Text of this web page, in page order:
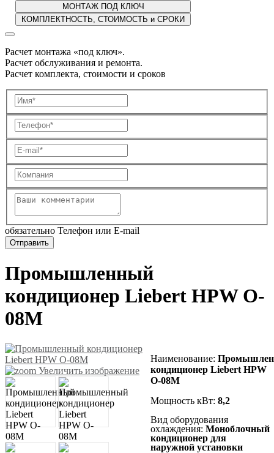
Расчет монтажа «под ключ».
Расчет обслуживания и ремонта.
Расчет комплекта, стоимости и сроков
обязательно Телефон или E-mail
Промышленный
кондиционер Liebert HPW O-
08M
Увеличить изображение
Наименование:
кондиционер Liebert HPW
O-08M
Мощность кВт: 8,2
Вид оборудования
охлаждения: Моноблочный
кондиционер для
наружной установки